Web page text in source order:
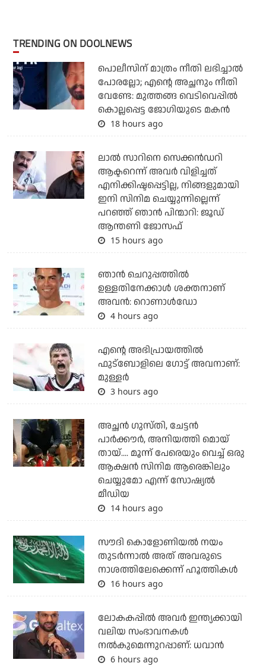
TRENDING ON DOOLNEWS
പൊലീസിന് മാത്രം നീതി ലഭിച്ചാല്‍
പോരല്ലോ; എന്റെ അച്ഛനും നീതി
വേണ്ടേ: മുത്തങ്ങ വെടിവെപ്പില്‍
കൊല്ലപ്പെട്ട ജോഗിയുടെ മകന്‍
18 hours ago
ലാല്‍ സാറിനെ സെക്കന്‍ഡറി
ആക്ടറെന്ന് അവര്‍ വിളിച്ചത്
എനിക്കിഷ്ടപ്പെട്ടില്ല, നിങ്ങളുമായി
ഇനി സിനിമ ചെയ്യുന്നില്ലെന്ന്
പറഞ്ഞ് ഞാന്‍ പിന്മാറി: ജൂഡ്
ആന്തണി ജോസഫ്
15 hours ago
ഞാന്‍ ചെറുപ്പത്തില്‍
ഉള്ളതിനേക്കാള്‍ ശക്തനാണ്
അവന്‍: റൊണാള്‍ഡോ
4 hours ago
എന്റെ അഭിപ്രായത്തില്‍
ഫുട്‌ബോളിലെ ഗോട്ട് അവനാണ്:
മുള്ളര്‍
3 hours ago
അച്ഛന്‍ ഗുസ്തി, ചേട്ടന്‍
പാര്‍ക്കൗര്‍, അനിയത്തി മൊയ്
തായ്.... മൂന്ന് പേരെയും വെച്ച് ഒരു
ആക്ഷന്‍ സിനിമ ആരെങ്കിലും
ചെയ്യുമോ എന്ന് സോഷ്യല്‍
മീഡിയ
14 hours ago
സൗദി കൊളോണിയല്‍ നയം
തുടര്‍ന്നാല്‍ അത് അവരുടെ
നാശത്തിലേക്കെന്ന് ഹൂത്തികള്‍
16 hours ago
ലോകകപ്പിൽ അവര്‍ ഇന്ത്യക്കായി
വലിയ സംഭാവനകള്‍
നല്‍കുമെന്നുറപ്പാണ്: ധവാന്‍
6 hours ago